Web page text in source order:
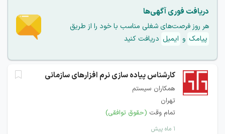
دریافت فوری آگهی‌ها
هر روز فرصت‌های شغلی مناسب با خود را از طریق
پیامک و ایمیل دریافت کنید
کارشناس پیاده سازی نرم افزارهای سازمانی
همکاران سیستم
تهران
تمام وقت (حقوق توافقی)
۱ ماه پیش